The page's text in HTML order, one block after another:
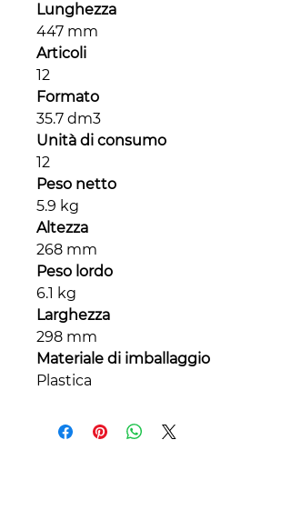
Lunghezza
447 mm
Articoli
12
Formato
35.7 dm3
Unità di consumo
12
Peso netto
5.9 kg
Altezza
268 mm
Peso lordo
6.1 kg
Larghezza
298 mm
Materiale di imballaggio
Plastica